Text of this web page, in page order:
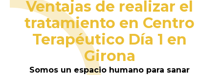
Ventajas de realizar el
tratamiento en Centro
Terapéutico Día 1 en
Girona
Somos un espacio humano para sanar